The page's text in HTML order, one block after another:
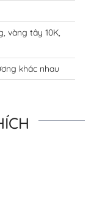
vàng tây 10K,
khác nhau